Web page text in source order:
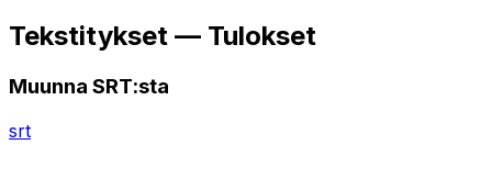
Tekstitykset — Tulokset
Muunna SRT:sta
srt